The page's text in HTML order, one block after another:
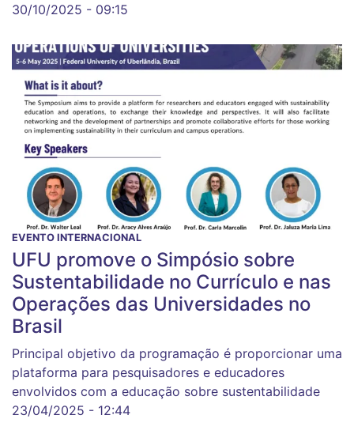
30/10/2025 - 09:15
EVENTO INTERNACIONAL
UFU promove o Simpósio sobre
Sustentabilidade no Currículo e nas
Operações das Universidades no
Brasil
Principal objetivo da programação é proporcionar uma
plataforma para pesquisadores e educadores
envolvidos com a educação sobre sustentabilidade
23/04/2025 - 12:44